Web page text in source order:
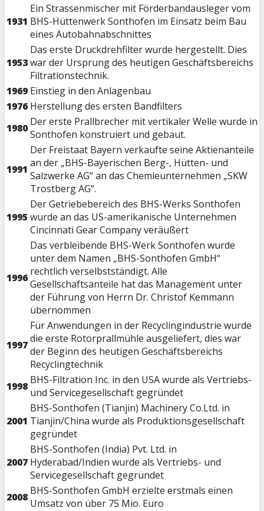
1931
Ein Strassenmischer mit Förderbandausleger vom
BHS-Hüttenwerk Sonthofen im Einsatz beim Bau
eines Autobahnabschnittes
1953
Das erste Druckdrehfilter wurde hergestellt. Dies
war der Ursprung des heutigen Geschäftsbereichs
Filtrationstechnik.
1969 Einstieg in den Anlagenbau
1976 Herstellung des ersten Bandfilters
1980 Der erste Prallbrecher mit vertikaler Welle wurde in
Sonthofen konstruiert und gebaut.
1991
Der Freistaat Bayern verkaufte seine Aktienanteile
an der „BHS-Bayerischen Berg-, Hütten- und
Salzwerke AG“ an das Chemieunternehmen „SKW
Trostberg AG“.
1995
Der Getriebebereich des BHS-Werks Sonthofen
wurde an das US-amerikanische Unternehmen
Cincinnati Gear Company veräußert
1996
Das verbleibende BHS-Werk Sonthofen wurde
unter dem Namen „BHS-Sonthofen GmbH“
rechtlich verselbstständigt. Alle
Gesellschaftsanteile hat das Management unter
der Führung von Herrn Dr. Christof Kemmann
übernommen
1997
Für Anwendungen in der Recyclingindustrie wurde
die erste Rotorprallmühle ausgeliefert, dies war
der Beginn des heutigen Geschäftsbereichs
Recyclingtechnik
1998 BHS-Filtration Inc. in den USA wurde als Vertriebs-
und Servicegesellschaft gegründet
2001
BHS-Sonthofen (Tianjin) Machinery Co.Ltd. in
Tianjin/China wurde als Produktionsgesellschaft
gegründet
2007
BHS-Sonthofen (India) Pvt. Ltd. in
Hyderabad/Indien wurde als Vertriebs- und
Servicegesellschaft gegründet
2008 BHS-Sonthofen GmbH erzielte erstmals einen
Umsatz von über 75 Mio. Euro